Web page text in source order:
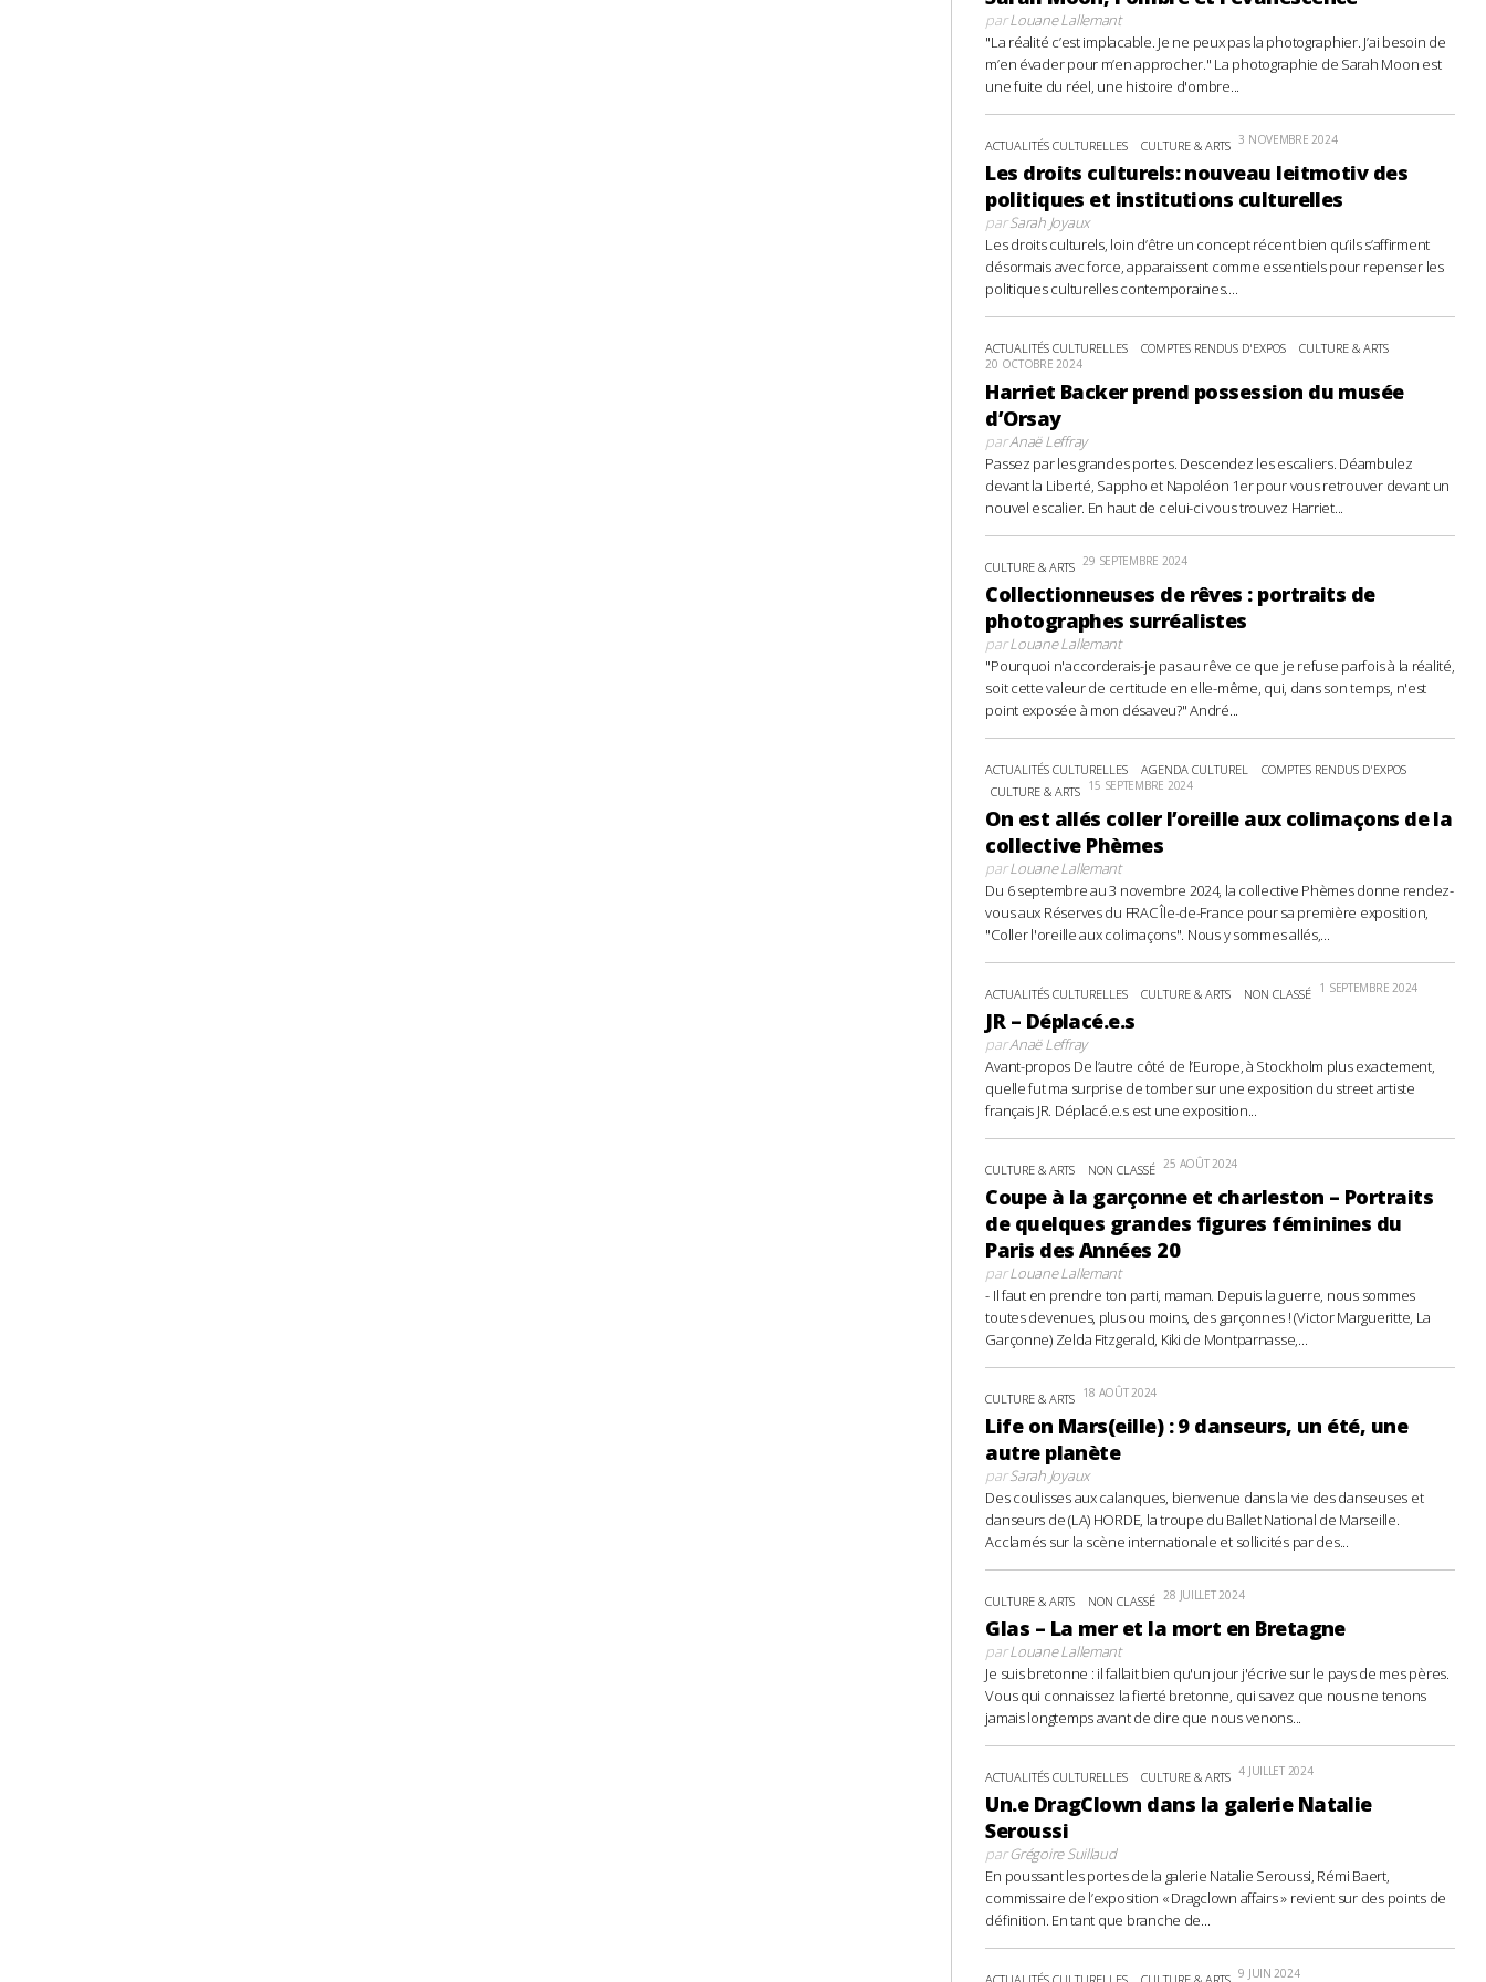
parLouane Lallemant
"La réalité c’est implacable. Je ne peux pas la photographier. J’ai besoin de
m’en évader pour m’en approcher." La photographie de Sarah Moon est
une fuite du réel, une histoire d'ombre...
ACTUALITÉS CULTURELLES CULTURE & ARTS 3 NOVEMBRE 2024
Les droits culturels: nouveau leitmotiv des
politiques et institutions culturelles
parSarah Joyaux
Les droits culturels, loin d’être un concept récent bien qu’ils s’affirment
désormais avec force, apparaissent comme essentiels pour repenser les
politiques culturelles contemporaines....
ACTUALITÉS CULTURELLES COMPTES RENDUS D'EXPOS CULTURE & ARTS
20 OCTOBRE 2024
Harriet Backer prend possession du musée
d’Orsay
parAnaë Leffray
Passez par les grandes portes. Descendez les escaliers. Déambulez
devant la Liberté, Sappho et Napoléon 1er pour vous retrouver devant un
nouvel escalier. En haut de celui-ci vous trouvez Harriet...
CULTURE & ARTS 29 SEPTEMBRE 2024
Collectionneuses de rêves : portraits de
photographes surréalistes
parLouane Lallemant
"Pourquoi n'accorderais-je pas au rêve ce que je refuse parfois à la réalité,
soit cette valeur de certitude en elle-même, qui, dans son temps, n'est
point exposée à mon désaveu?" André...
ACTUALITÉS CULTURELLES AGENDA CULTUREL
COMPTES RENDUS D'EXPOS
CULTURE & ARTS 15 SEPTEMBRE 2024
On est allés coller l’oreille aux colimaçons de la
collective Phèmes
parLouane Lallemant
Du 6 septembre au 3 novembre 2024, la collective Phèmes donne rendez-
vous aux Réserves du FRAC Île-de-France pour sa première exposition,
"Coller l'oreille aux colimaçons". Nous y sommes allés,...
ACTUALITÉS CULTURELLES CULTURE & ARTS NON CLASSÉ 1 SEPTEMBRE 2024
JR – Déplacé.e.s
parAnaë Leffray
Avant-propos De l’autre côté de l’Europe, à Stockholm plus exactement,
quelle fut ma surprise de tomber sur une exposition du street artiste
français JR. Déplacé.e.s est une exposition...
CULTURE & ARTS NON CLASSÉ 25 AOÛT 2024
Coupe à la garçonne et charleston – Portraits
de quelques grandes figures féminines du
Paris des Années 20
parLouane Lallemant
- Il faut en prendre ton parti, maman. Depuis la guerre, nous sommes
toutes devenues, plus ou moins, des garçonnes ! (Victor Margueritte, La
Garçonne) Zelda Fitzgerald, Kiki de Montparnasse,...
CULTURE & ARTS 18 AOÛT 2024
Life on Mars(eille) : 9 danseurs, un été, une
autre planète
parSarah Joyaux
Des coulisses aux calanques, bienvenue dans la vie des danseuses et
danseurs de (LA) HORDE, la troupe du Ballet National de Marseille.
Acclamés sur la scène internationale et sollicités par des...
CULTURE & ARTS NON CLASSÉ 28 JUILLET 2024
Glas – La mer et la mort en Bretagne
parLouane Lallemant
Je suis bretonne : il fallait bien qu'un jour j'écrive sur le pays de mes pères.
Vous qui connaissez la fierté bretonne, qui savez que nous ne tenons
jamais longtemps avant de dire que nous venons...
ACTUALITÉS CULTURELLES CULTURE & ARTS 4 JUILLET 2024
Un.e DragClown dans la galerie Natalie
Seroussi
parGrégoire Suillaud
En poussant les portes de la galerie Natalie Seroussi, Rémi Baert,
commissaire de l’exposition « Dragclown affairs » revient sur des points de
définition. En tant que branche de...
9 JUIN 2024